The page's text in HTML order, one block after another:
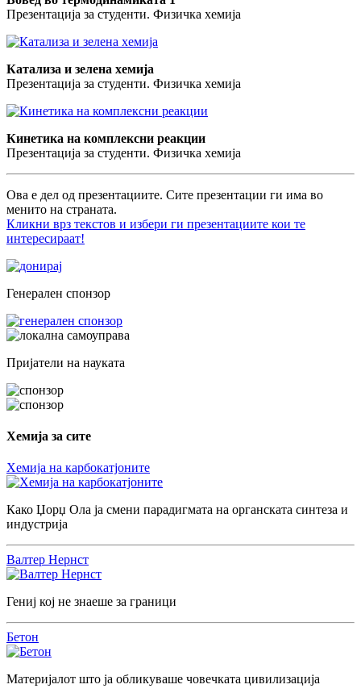
Презентација за студенти. Физичка хемија
Катализа и зелена хемија
Презентација за студенти. Физичка хемија
Кинетика на комплексни реакции
Презентација за студенти. Физичка хемија
Ова е дел од презентациите. Сите презентации ги има во
менито на страната.
Кликни врз текстов и избери ги презентациите кои те
интересираат!
Генерален спонзор
Пријатели на науката
Хемија за сите
Хемија на карбокатјоните
Како Џорџ Ола ја смени парадигмата на органската синтеза и
индустрија
Валтер Нернст
Гениј кој не знаеше за граници
Бетон
Материјалот што ја обликуваше човечката цивилизација